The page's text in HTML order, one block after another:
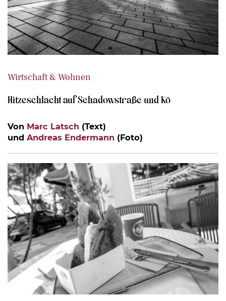
Wirtschaft & Wohnen
Hitzeschlacht auf Schadowstraße und Kö
Von Marc Latsch (Text)
und Andreas Endermann (Foto)